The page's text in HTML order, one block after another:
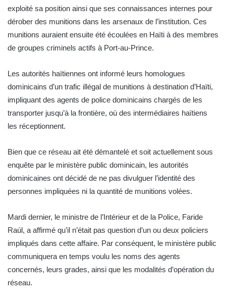
exploité sa position ainsi que ses connaissances internes pour
dérober des munitions dans les arsenaux de l’institution. Ces
munitions auraient ensuite été écoulées en Haïti à des membres
de groupes criminels actifs à Port-au-Prince.
Les autorités haïtiennes ont informé leurs homologues
dominicains d’un trafic illégal de munitions à destination d’Haïti,
impliquant des agents de police dominicains chargés de les
transporter jusqu’à la frontière, où des intermédiaires haïtiens
les réceptionnent.
Bien que ce réseau ait été démantelé et soit actuellement sous
enquête par le ministère public dominicain, les autorités
dominicaines ont décidé de ne pas divulguer l’identité des
personnes impliquées ni la quantité de munitions volées.
Mardi dernier, le ministre de l’Intérieur et de la Police, Faride
Raúl, a affirmé qu’il n’était pas question d’un ou deux policiers
impliqués dans cette affaire. Par conséquent, le ministère public
communiquera en temps voulu les noms des agents
concernés, leurs grades, ainsi que les modalités d’opération du
réseau.